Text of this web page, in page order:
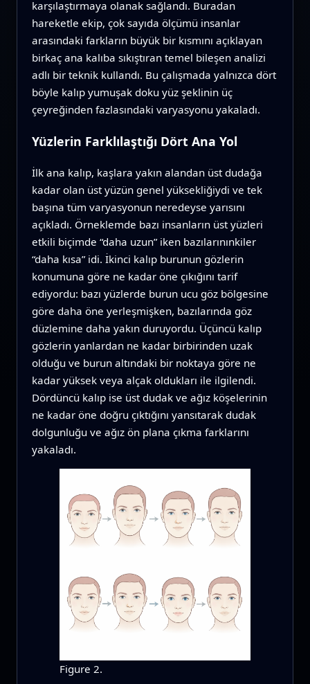
karşılaştırmaya olanak sağlandı. Buradan
hareketle ekip, çok sayıda ölçümü insanlar
arasındaki farkların büyük bir kısmını açıklayan
birkaç ana kalıba sıkıştıran temel bileşen analizi
adlı bir teknik kullandı. Bu çalışmada yalnızca dört
böyle kalıp yumuşak doku yüz şeklinin üç
çeyreğinden fazlasındaki varyasyonu yakaladı.
Yüzlerin Farklılaştığı Dört Ana Yol
İlk ana kalıp, kaşlara yakın alandan üst dudağa
kadar olan üst yüzün genel yüksekliğiydi ve tek
başına tüm varyasyonun neredeyse yarısını
açıkladı. Örneklemde bazı insanların üst yüzleri
etkili biçimde “daha uzun” iken bazılarınınkiler
“daha kısa” idi. İkinci kalıp burunun gözlerin
konumuna göre ne kadar öne çıkığını tarif
ediyordu: bazı yüzlerde burun ucu göz bölgesine
göre daha öne yerleşmişken, bazılarında göz
düzlemine daha yakın duruyordu. Üçüncü kalıp
gözlerin yanlardan ne kadar birbirinden uzak
olduğu ve burun altındaki bir noktaya göre ne
kadar yüksek veya alçak oldukları ile ilgilendi.
Dördüncü kalıp ise üst dudak ve ağız köşelerinin
ne kadar öne doğru çıktığını yansıtarak dudak
dolgunluğu ve ağız ön plana çıkma farklarını
yakaladı.
Figure 2.